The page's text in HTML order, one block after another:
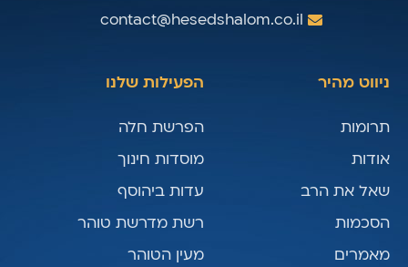
contact@hesedshalom.co.il
ניווט מהיר
תרומות
אודות
שאל את הרב
הסכמות
מאמרים
הפעילות שלנו
הפרשת חלה
מוסדות חינוך
עדות ביהוסף
רשת מדרשת טוהר
מעין הטוהר